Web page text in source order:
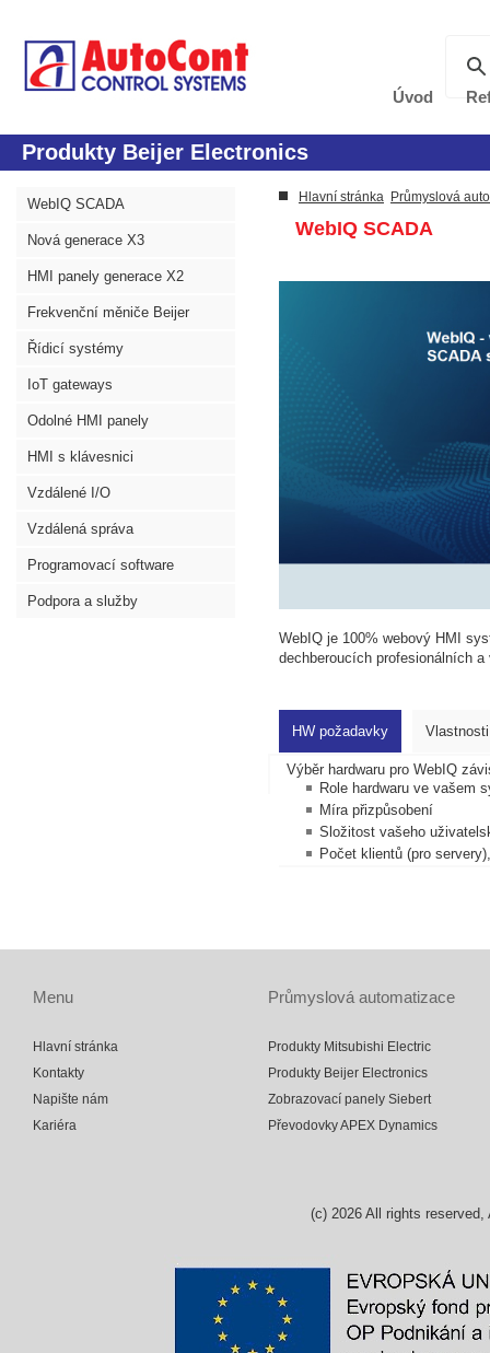
Úvod
Produkty Beijer Electronics
WebIQ SCADA
Nová generace X3
HMI panely generace X2
Frekvenční měniče Beijer
Řídicí systémy
IoT gateways
Odolné HMI panely
HMI s klávesnici
Vzdálené I/O
Vzdálená správa
Programovací software
Podpora a služby
Hlavní stránka Průmyslová
WebIQ SCADA
WebIQ je 100% webový HMI
dechberoucích profesionálních
HW požadavky Vlastnosti
Výběr hardwaru pro WebIQ
Role hardwaru ve vašem
Míra přizpůsobení
Složitost vašeho
Počet klientů (pro
Menu
Hlavní stránka
Kontakty
Napište nám
Kariéra
Průmyslová automatizace
Produkty Mitsubishi Electric
Produkty Beijer Electronics
Zobrazovací panely Siebert
Převodovky APEX Dynamics
(c) 2026All rights reserved,